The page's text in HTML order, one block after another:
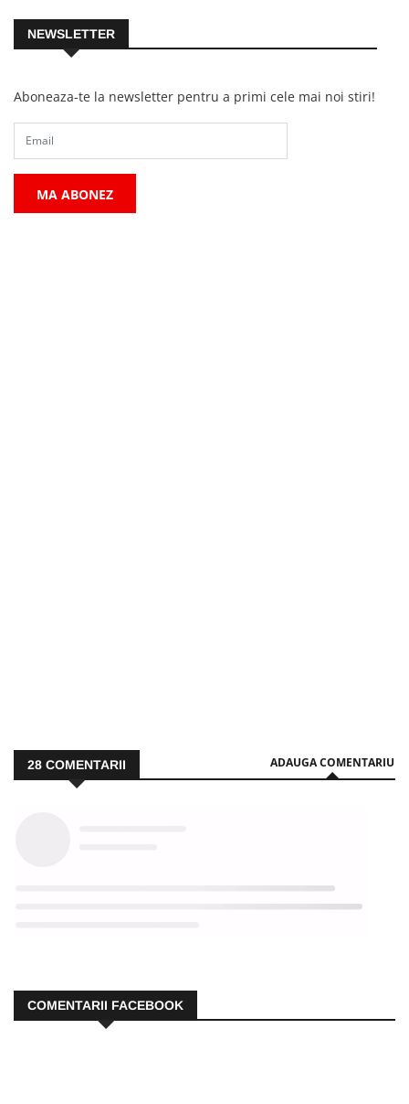
NEWSLETTER
Aboneaza-te la newsletter pentru a primi cele mai noi stiri!
MA ABONEZ
28 COMENTARII ADAUGA COMENTARIU
COMENTARII FACEBOOK